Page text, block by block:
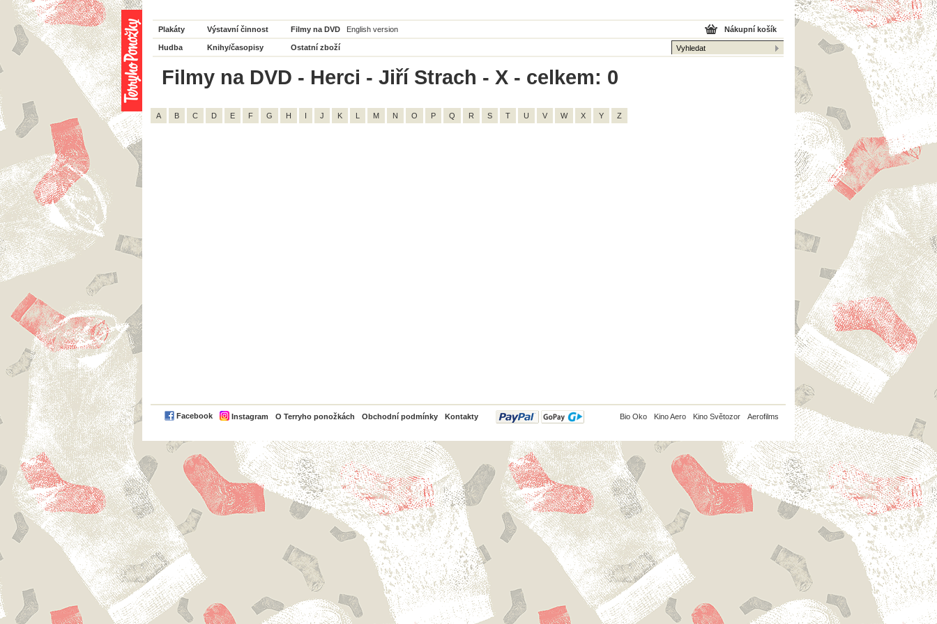
Plakáty Výstavní činnost Filmy na DVD English version
Hudba Knihy/časopisy Ostatní zboží
Nákupní košík
Filmy na DVD - Herci - Jiří Strach - X - celkem: 0
A B C D E F G H I J K L M N O P Q R S T U V W X Y Z
Facebook Instagram O Terryho ponožkách Obchodní podmínky Kontakty
PayPal Bio Oko Kino Aero Kino Světozor Aerofilms